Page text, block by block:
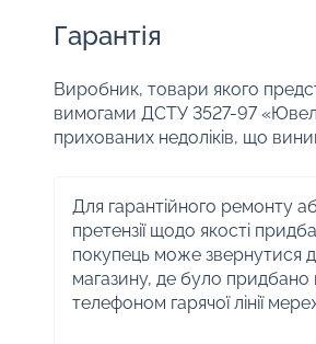
Гарантія
Виробник, товари якого
вимогами ДСТУ 3527-97
прихованих недоліків, що
Для гарантійного ремонту
претензії щодо якості
покупець може звернутися
магазину, де було придбано
телефоном гарячої лінії